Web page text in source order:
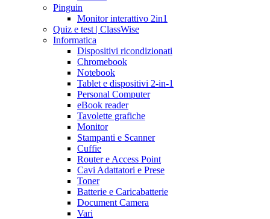
Pinguin
Monitor interattivo 2in1
Quiz e test | ClassWise
Informatica
Dispositivi ricondizionati
Chromebook
Notebook
Tablet e dispositivi 2-in-1
Personal Computer
eBook reader
Tavolette grafiche
Monitor
Stampanti e Scanner
Cuffie
Router e Access Point
Cavi Adattatori e Prese
Toner
Batterie e Caricabatterie
Document Camera
Vari